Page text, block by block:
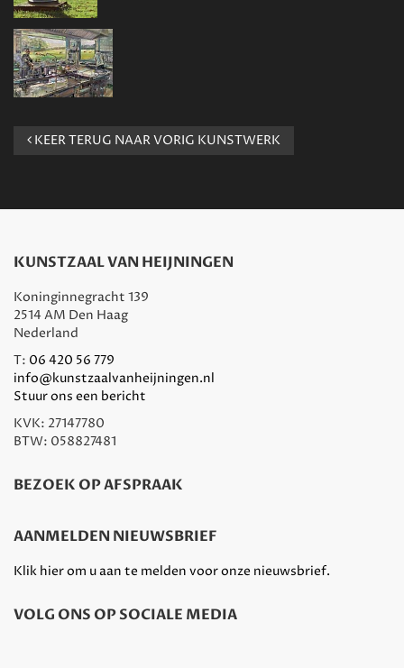
KEER TERUG NAAR VORIG KUNSTWERK
KUNSTZAAL VAN HEIJNINGEN
Koninginnegracht 139
2514 AM Den Haag
Nederland
T: 06 420 56 779
info@kunstzaalvanheijningen.nl
Stuur ons een bericht
KVK: 27147780
BTW: 058827481
BEZOEK OP AFSPRAAK
AANMELDEN NIEUWSBRIEF
Klik hier om u aan te melden voor onze nieuwsbrief.
VOLG ONS OP SOCIALE MEDIA